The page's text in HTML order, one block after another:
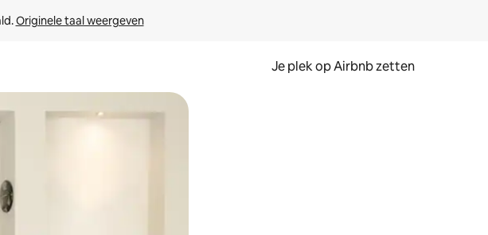
Originele taal weergeven
Je plek op Airbnb zetten